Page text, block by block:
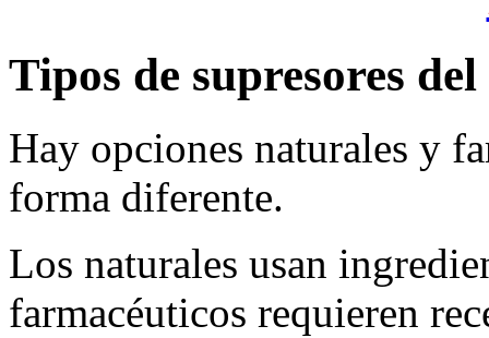
Tipos de supresores
Hay opciones naturales y
forma diferente.
Los naturales usan
farmacéuticos requieren